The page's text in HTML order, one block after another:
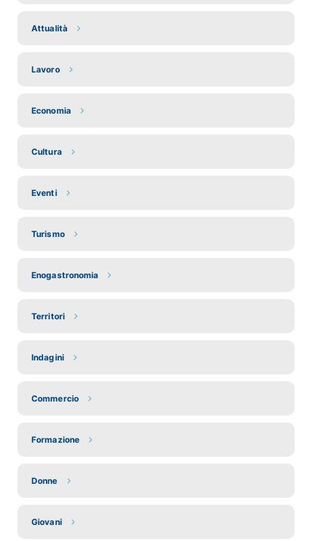
Attualità
Lavoro
Economia
Cultura
Eventi
Turismo
Enogastronomia
Territori
Indagini
Commercio
Formazione
Donne
Giovani